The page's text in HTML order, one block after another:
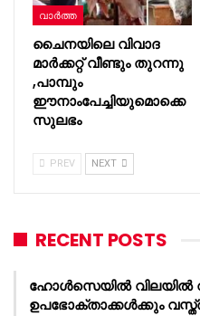
വാർത്ത
ചൈനയിലെ വിവാദ
മാർക്കറ്റ് വീണ്ടും തുറന്നു
,പാമ്പും
ഈനാംപേച്ചിയുമൊക്കെ
സുലഭം
PREV NEXT
RECENT POSTS
ഹോൾസെയിൽ വിലയിൽ
ഉപഭോക്താക്കൾക്കും